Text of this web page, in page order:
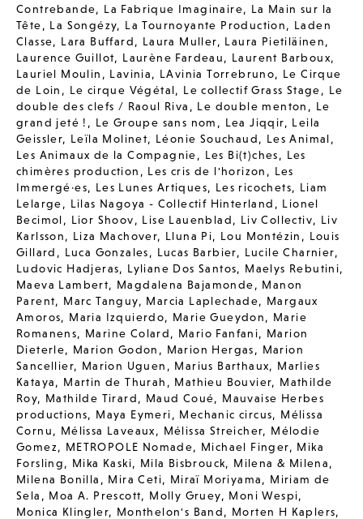
Contrebande, La Fabrique Imaginaire, La Main sur la
Tête, La Songézy, La Tournoyante Production, Laden
Classe, Lara Buffard, Laura Muller, Laura Pietiläinen,
Laurence Guillot, Laurène Fardeau, Laurent Barboux,
Lauriel Moulin , Lavinia, LAvinia Torrebruno, Le Cirque
de Loin , Le cirque Végétal, Le collectif Grass Stage, Le
double des clefs / Raoul Riva , Le double menton , Le
grand jeté ! , Le Groupe sans nom , Lea Jiqqir, Leila
Geissler, Leïla Molinet, Léonie Souchaud, Les Animal,
Les Animaux de la Compagnie, Les Bi(t)ches, Les
chimères production , Les cris de l'horizon , Les
Immergé·es, Les Lunes Artiques, Les ricochets, Liam
Lelarge, Lilas Nagoya - Collectif Hinterland , Lionel
Becimol, Lior Shoov, Lise Lauenblad, Liv Collectiv, Liv
Karlsson, Liza Machover, Lluna Pi, Lou Montézin , Louis
Gillard , Luca Gonzales, Lucas Barbier, Lucile Charnier,
Ludovic Hadjeras, Lyliane Dos Santos, Maelys Rebutini,
Maeva Lambert, Magdalena Bajamonde, Manon
Parent, Marc Tanguy, Marcia Laplechade, Margaux
Amoros, Maria Izquierdo, Marie Gueydon, Marie
Romanens, Marine Colard, Mario Fanfani, Marion
Dieterle, Marion Godon , Marion Hergas, Marion
Sancellier, Marion Uguen , Marius Barthaux, Marlies
Kataya, Martin de Thurah , Mathieu Bouvier, Mathilde
Roy, Mathilde Tirard, Maud Coué, Mauvaise Herbes
productions, Maya Eymeri, Mechanic circus, Mélissa
Cornu, Mélissa Laveaux, Mélissa Streicher, Mélodie
Gomez, METROPOLE Nomade, Michael Finger, Mika
Forsling, Mika Kaski, Mila Bisbrouck, Milena & Milena,
Milena Bonilla , Mira Ceti, Miraï Moriyama, Miriam de
Sela , Moa A. Prescott, Molly Gruey, Moni Wespi,
Monica Klingler, Monthelon's Band, Morten H Kaplers,